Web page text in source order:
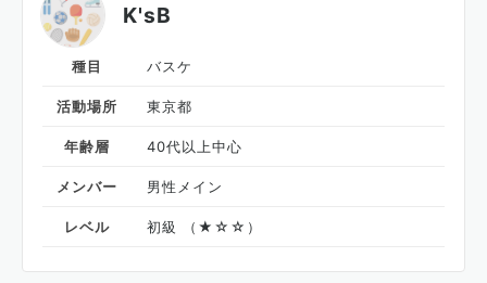
K'sB
種目 バスケ
活動場所 東京都
年齢層 40代以上中心
メンバー 男性メイン
レベル 初級 （★☆☆）